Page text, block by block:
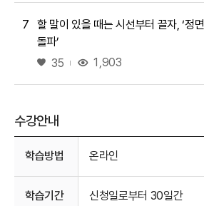
7
할 말이 있을 때는 시선부터 끌자, ‘정면
돌파’
좋아요
35 1,903
수강안내
학습방법 온라인
학습기간 신청일로부터 30일간